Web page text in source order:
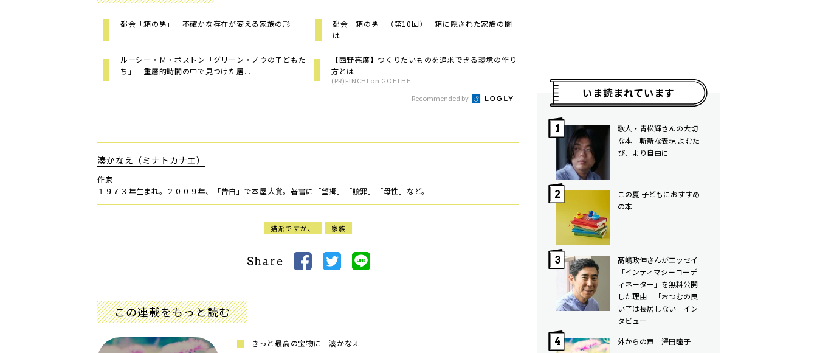
都会「箱の男」 不確かな存在が変える家族の形
都会「箱の男」（第10回） 箱に隠された家族の闇
は
ルーシー・Ｍ・ボストン「グリーン・ノウの子どもた
ち」 重層的時間の中で見つけた居...
【西野亮廣】つくりたいものを追求できる環境の作り
方とは
(PR)FINCHI on GOETHE
Recommended by
湊かなえ（ミナトカナエ）
作家
１９７３年生まれ。２００９年、「告白」で本屋大賞。著書に「望郷」「贖罪」「母性」など。
猫派ですが、 家族
Share
この連載をもっと読む
きっと最高の宝物に 湊かなえ
いま読まれています
歌人・青松輝さんの大切
な本 斬新な表現 よむた
び、より自由に
この夏 子どもにおすすめ
の本
髙嶋政伸さんがエッセイ
「インティマシーコーデ
ィネーター」を無料公開
した理由 「おつむの良
い子は長居しない」イン
タビュー
外からの声 澤田瞳子